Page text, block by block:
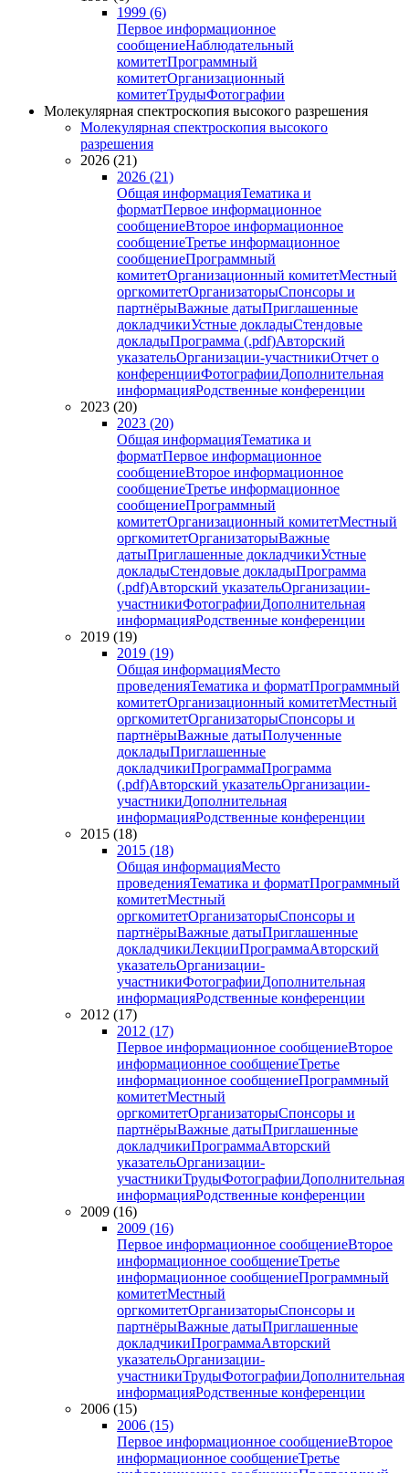
1999 (6)
Первое информационное
сообщениеНаблюдательный
комитетПрограммный
комитетОрганизационный
комитетТрудыФотографии
Молекулярная спектроскопия высокого разрешения
Молекулярная спектроскопия высокого
разрешения
2026 (21)
2026 (21)
Общая информацияТематика и
форматПервое информационное
сообщениеВторое информационное
сообщениеТретье информационное
сообщениеПрограммный
комитетОрганизационный комитетМестный
оргкомитетОрганизаторыСпонсоры и
партнёрыВажные датыПриглашенные
докладчикиУстные докладыСтендовые
докладыПрограмма (.pdf)Авторский
указательОрганизации-участникиОтчет о
конференцииФотографииДополнительная
информацияРодственные конференции
2023 (20)
2023 (20)
Общая информацияТематика и
форматПервое информационное
сообщениеВторое информационное
сообщениеТретье информационное
сообщениеПрограммный
комитетОрганизационный комитетМестный
оргкомитетОрганизаторыВажные
датыПриглашенные докладчикиУстные
докладыСтендовые докладыПрограмма
(.pdf)Авторский указательОрганизации-
участникиФотографииДополнительная
информацияРодственные конференции
2019 (19)
2019 (19)
Общая информацияМесто
проведенияТематика и форматПрограммный
комитетОрганизационный комитетМестный
оргкомитетОрганизаторыСпонсоры и
партнёрыВажные датыПолученные
докладыПриглашенные
докладчикиПрограммаПрограмма
(.pdf)Авторский указательОрганизации-
участникиДополнительная
информацияРодственные конференции
2015 (18)
2015 (18)
Общая информацияМесто
проведенияТематика и форматПрограммный
комитетМестный
оргкомитетОрганизаторыСпонсоры и
партнёрыВажные датыПриглашенные
докладчикиЛекцииПрограммаАвторский
указательОрганизации-
участникиФотографииДополнительная
информацияРодственные конференции
2012 (17)
2012 (17)
Первое информационное сообщениеВторое
информационное сообщениеТретье
информационное сообщениеПрограммный
комитетМестный
оргкомитетОрганизаторыСпонсоры и
партнёрыВажные датыПриглашенные
докладчикиПрограммаАвторский
указательОрганизации-
участникиТрудыФотографииДополнительная
информацияРодственные конференции
2009 (16)
2009 (16)
Первое информационное сообщениеВторое
информационное сообщениеТретье
информационное сообщениеПрограммный
комитетМестный
оргкомитетОрганизаторыСпонсоры и
партнёрыВажные датыПриглашенные
докладчикиПрограммаАвторский
указательОрганизации-
участникиТрудыФотографииДополнительная
информацияРодственные конференции
2006 (15)
2006 (15)
Первое информационное сообщениеВторое
информационное сообщениеТретье